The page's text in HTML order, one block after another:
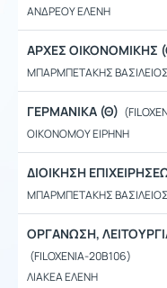
ΑΝΔΡΕΟΥ ΕΛΕΝΗ
ΑΡΧΕΣ ΟΙΚΟΝΟΜΙΚΗΣ
ΜΠΑΡΜΠΕΤΑΚΗΣ ΒΑΣΙΛΕΙΟΣ
ΓΕΡΜΑΝΙΚΑ (Θ)
ΟΙΚΟΝΟΜΟΥ ΕΙΡΗΝΗ
ΔΙΟΙΚΗΣΗ
ΜΠΑΡΜΠΕΤΑΚΗΣ ΒΑΣΙΛΕΙΟΣ
ΟΡΓΑΝΩΣΗ,
(FILOXENIA-20B106)
ΛΙΑΚΕΑ ΕΛΕΝΗ